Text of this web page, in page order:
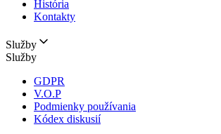
História
Kontakty
Služby
Služby
GDPR
V.O.P
Podmienky používania
Kódex diskusií